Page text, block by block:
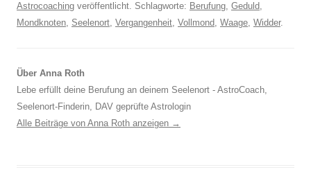
Astrocoaching veröffentlicht. Schlagworte: Berufung, Geduld,
Mondknoten, Seelenort, Vergangenheit, Vollmond, Waage, Widder.
Über Anna Roth
Lebe erfüllt deine Berufung an deinem Seelenort - AstroCoach,
Seelenort-Finderin, DAV geprüfte Astrologin
Alle Beiträge von Anna Roth anzeigen →